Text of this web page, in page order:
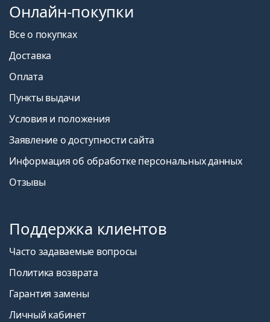
Онлайн-покупки
Все о покупках
Доставка
Оплата
Пункты выдачи
Условия и положения
Заявление о доступности сайта
Информация об обработке персональных данных
Отзывы
Поддержка клиентов
Часто задаваемые вопросы
Политика возврата
Гарантия замены
Личный кабинет